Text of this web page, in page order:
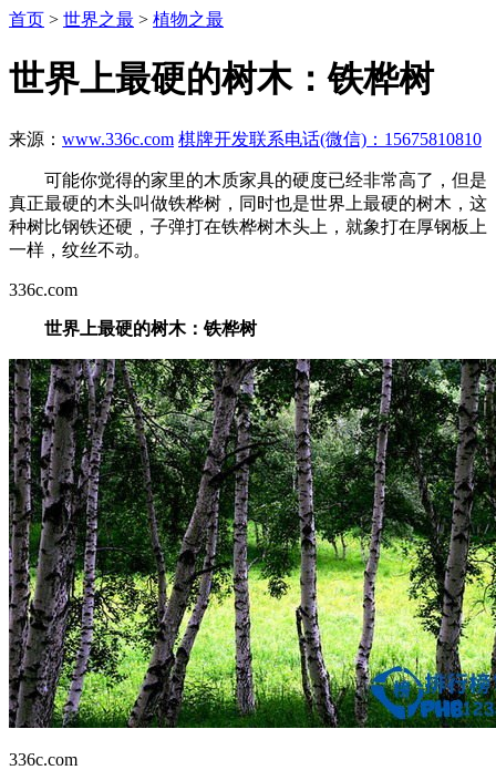
首页 > 世界之最 > 植物之最
世界上最硬的树木：铁桦树
来源： www.336c.com 棋牌开发联系电话(微信)：15675810810
可能你觉得的家里的木质家具的硬度已经非常高了，但是
真正最硬的木头叫做铁桦树，同时也是世界上最硬的树木，这
种树比钢铁还硬，子弹打在铁桦树木头上，就象打在厚钢板上
一样，纹丝不动。
336c.com
世界上最硬的树木：铁桦树
336c.com